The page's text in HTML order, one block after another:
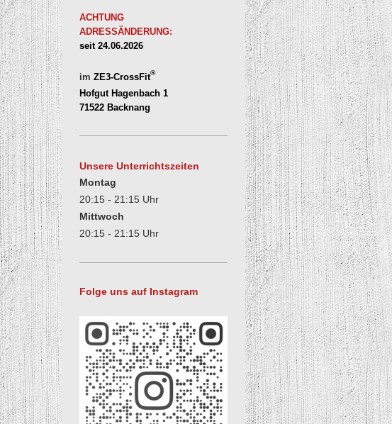
ACHTUNG
ADRESSÄNDERUNG:
seit 24.06.2026
imZE3-CrossFit®
Hofgut Hagenbach 1
71522 Backnang
Unsere Unterrichtszeiten
Montag
20:15 - 21:15 Uhr
Mittwoch
20:15 - 21:15 Uhr
Folge uns auf Instagram